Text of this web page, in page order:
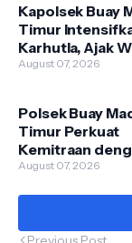
Kapolsek Buay
Timur
Karhutla, Ajak
Membakar
August 07, 2026
Polsek Buay
Timur Perkuat
Kemitraan
Warga Lewat Giat
August 07, 2026